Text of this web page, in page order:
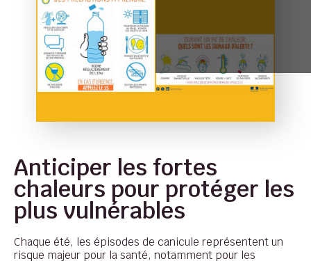
Anticiper les fortes
chaleurs pour protéger les
plus vulnérables
Chaque été, les épisodes de canicule représentent un
risque majeur pour la santé, notamment pour les